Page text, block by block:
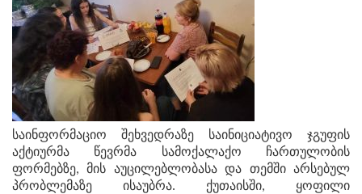
საინფორმაციო შეხვედრაზე საინიციატივო ჯგუფის
აქტიურმა წევრმა სამოქალაქო ჩართულობის
ფორმებზე, მის აუცილებლობასა და თემში არსებულ
პრობლემაზე ისაუბრა. ქუთაისში, ყოფილი